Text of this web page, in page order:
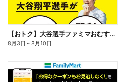
【おトク】大谷選手ファミマおむすび割
8月3日 ～8月10日